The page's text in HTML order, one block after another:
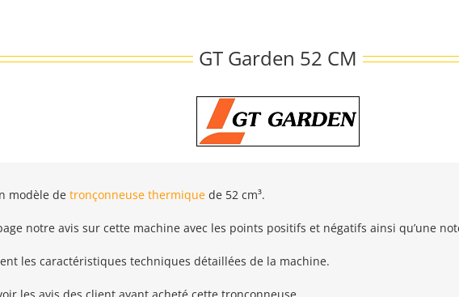
GT Garden 52 CM
modèle de tronçonneuse thermique de 52 cm³.
notre avis sur cette machine avec les points positifs et négatifs ainsi qu’une
les caractéristiques techniques détaillées de la machine.